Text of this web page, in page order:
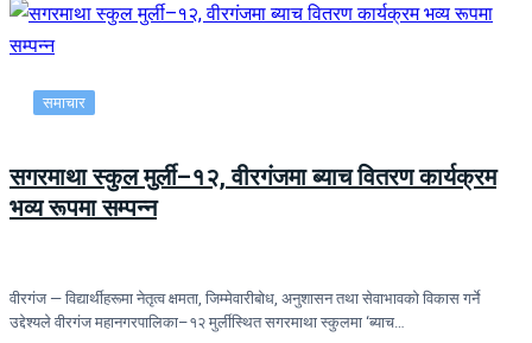
समाचार
सगरमाथा स्कुल मुर्ली–१२, वीरगंजमा ब्याच वितरण कार्यक्रम
भव्य रूपमा सम्पन्न
वीरगंज — विद्यार्थीहरूमा नेतृत्व क्षमता, जिम्मेवारीबोध, अनुशासन तथा सेवाभावको विकास गर्ने
उद्देश्यले वीरगंज महानगरपालिका–१२ मुर्लीस्थित सगरमाथा स्कुलमा ‘ब्याच…